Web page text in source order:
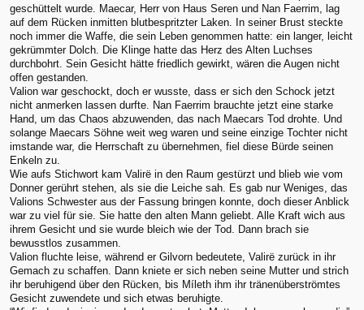
geschüttelt wurde. Maecar, Herr von Haus Seren und Nan Faerrim, lag
auf dem Rücken inmitten blutbespritzter Laken. In seiner Brust steckte
noch immer die Waffe, die sein Leben genommen hatte: ein langer, leicht
gekrümmter Dolch. Die Klinge hatte das Herz des Alten Luchses
durchbohrt. Sein Gesicht hätte friedlich gewirkt, wären die Augen nicht
offen gestanden.
Valion war geschockt, doch er wusste, dass er sich den Schock jetzt
nicht anmerken lassen durfte. Nan Faerrim brauchte jetzt eine starke
Hand, um das Chaos abzuwenden, das nach Maecars Tod drohte. Und
solange Maecars Söhne weit weg waren und seine einzige Tochter nicht
imstande war, die Herrschaft zu übernehmen, fiel diese Bürde seinen
Enkeln zu.
Wie aufs Stichwort kam Valirë in den Raum gestürzt und blieb wie vom
Donner gerührt stehen, als sie die Leiche sah. Es gab nur Weniges, das
Valions Schwester aus der Fassung bringen konnte, doch dieser Anblick
war zu viel für sie. Sie hatte den alten Mann geliebt. Alle Kraft wich aus
ihrem Gesicht und sie wurde bleich wie der Tod. Dann brach sie
bewusstlos zusammen.
Valion fluchte leise, während er Gilvorn bedeutete, Valirë zurück in ihr
Gemach zu schaffen. Dann kniete er sich neben seine Mutter und strich
ihr beruhigend über den Rücken, bis Míleth ihm ihr tränenüberströmtes
Gesicht zuwendete und sich etwas beruhigte.